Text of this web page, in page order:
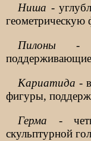
Ниша -
геометрическую
Пилоны -
Кариатида -
фигуры,
Герма -
скульптурной